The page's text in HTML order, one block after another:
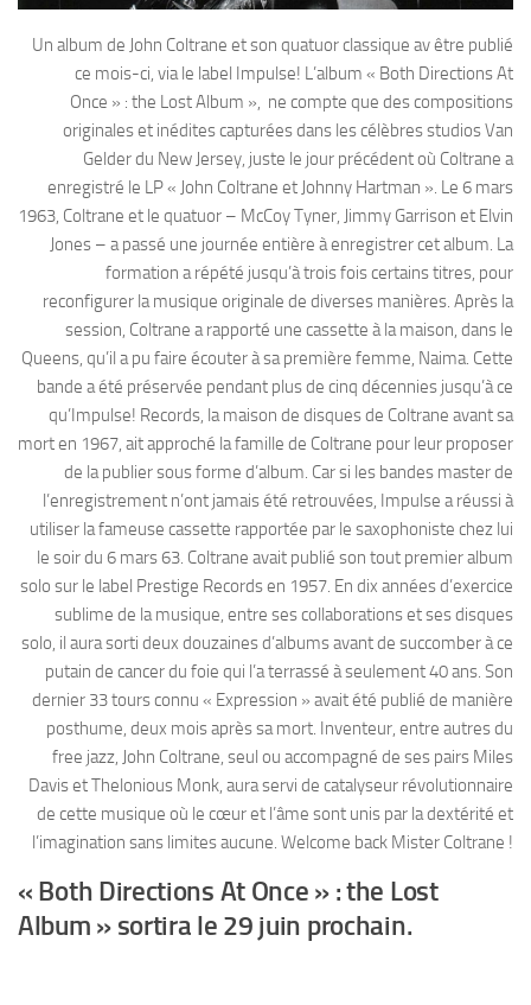
Un album de John Coltrane et son quatuor classique av être publié
ce mois-ci, via le label Impulse! L’album « Both Directions At
Once » : the Lost Album », ne compte que des compositions
originales et inédites capturées dans les célèbres studios Van
Gelder du New Jersey, juste le jour précédent où Coltrane a
enregistré le LP « John Coltrane et Johnny Hartman ». Le 6 mars
1963, Coltrane et le quatuor – McCoy Tyner, Jimmy Garrison et Elvin
Jones – a passé une journée entière à enregistrer cet album. La
formation a répété jusqu’à trois fois certains titres, pour
reconfigurer la musique originale de diverses manières. Après la
session, Coltrane a rapporté une cassette à la maison, dans le
Queens, qu’il a pu faire écouter à sa première femme, Naima. Cette
bande a été préservée pendant plus de cinq décennies jusqu’à ce
qu’Impulse! Records, la maison de disques de Coltrane avant sa
mort en 1967, ait approché la famille de Coltrane pour leur proposer
de la publier sous forme d’album. Car si les bandes master de
l’enregistrement n’ont jamais été retrouvées, Impulse a réussi à
utiliser la fameuse cassette rapportée par le saxophoniste chez lui
le soir du 6 mars 63. Coltrane avait publié son tout premier album
solo sur le label Prestige Records en 1957. En dix années d’exercice
sublime de la musique, entre ses collaborations et ses disques
solo, il aura sorti deux douzaines d’albums avant de succomber à ce
putain de cancer du foie qui l’a terrassé à seulement 40 ans. Son
dernier 33 tours connu « Expression » avait été publié de manière
posthume, deux mois après sa mort. Inventeur, entre autres du
free jazz, John Coltrane, seul ou accompagné de ses pairs Miles
Davis et Thelonious Monk, aura servi de catalyseur révolutionnaire
de cette musique où le cœur et l’âme sont unis par la dextérité et
l’imagination sans limites aucune. Welcome back Mister Coltrane !
« Both Directions At Once » : the Lost
Album » sortira le 29 juin prochain.